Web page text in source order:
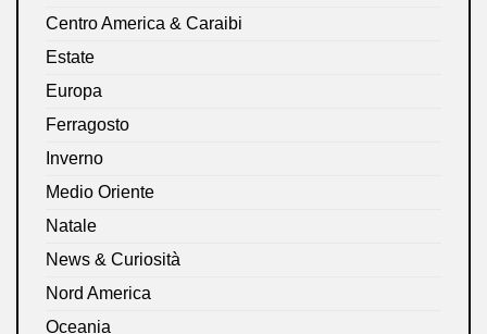
Centro America & Caraibi
Estate
Europa
Ferragosto
Inverno
Medio Oriente
Natale
News & Curiosità
Nord America
Oceania